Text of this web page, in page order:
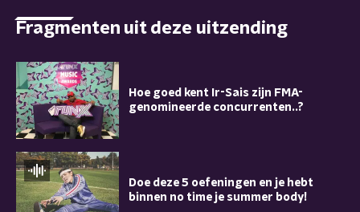
Fragmenten uit deze uitzending
Hoe goed kent Ir-Sais zijn FMA-
genomineerde concurrenten..?
Doe deze 5 oefeningen en je hebt
binnen no time je summer body!